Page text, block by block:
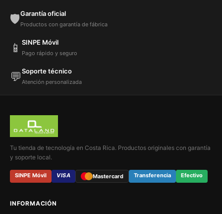
🛡️Garantía oficial
Productos con garantía de fábrica
📱 SINPE Móvil
Pago rápido y seguro
💬Soporte técnico
Atención personalizada
Tu tienda de tecnología en Costa Rica. Productos originales con garantía
y soporte local.
SINPE Móvil VISA Mastercard Transferencia Efectivo
INFORMACIÓN